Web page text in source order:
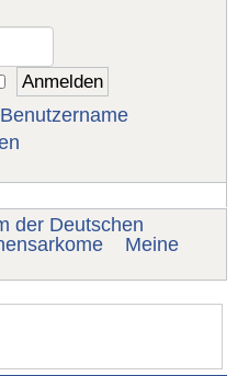
Benutzername
der Deutschen
Meine